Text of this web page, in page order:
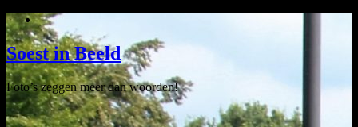
Ga
naar
de
inhoud
Soest in Beeld
Foto’s zeggen meer dan woorden!